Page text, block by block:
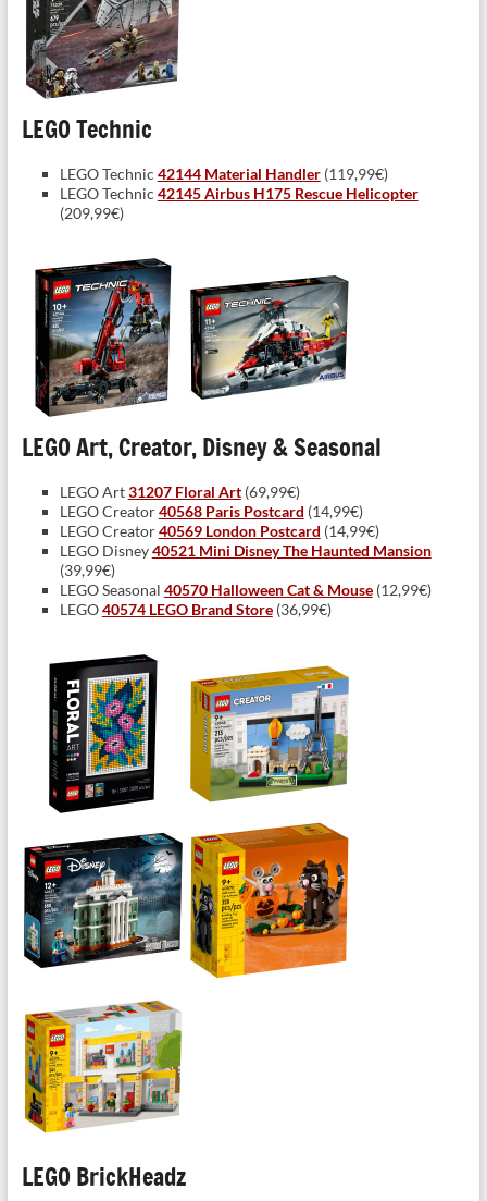
LEGO Technic
LEGO Technic 42144 Material Handler(119,99€)
LEGO Technic 42145 Airbus H175 Rescue Helicopter
(209,99€)
LEGO Art, Creator, Disney & Seasonal
LEGO Art31207 Floral Art(69,99€)
LEGO Creator40568 Paris Postcard (14,99€)
LEGO Creator40569 London Postcard (14,99€)
LEGO Disney40521 Mini Disney The Haunted Mansion
(39,99€)
LEGO Seasonal 40570 Halloween Cat & Mouse(12,99€)
LEGO40574 LEGO Brand Store(36,99€)
LEGO BrickHeadz